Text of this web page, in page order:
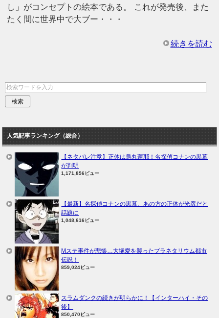
し」がコンセプトの絵本である。 これが発売後、また
たく間に世界中で大ブー・・・
続きを読む
人気記事ランキング（総合）
【ネタバレ注意】正体は烏丸蓮耶！名探偵コナンの黒幕
が判明
1,171,856ビュー
【最新】名探偵コナンの黒幕、あの方の正体が光彦だと
話題に
1,048,616ビュー
Mステ事件が悲惨…大塚愛を襲ったプラネタリウム都市
伝説！
859,024ビュー
スラムダンクの続きが明らかに！【インターハイ・その
後】
850,470ビュー